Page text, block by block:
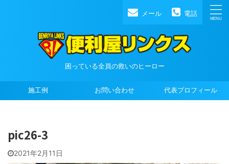
メール 電話
困っている全員の救いのヒーロー
施工例 お問い合わせ 代表プロフィール
pic26-3
2021年2月11日